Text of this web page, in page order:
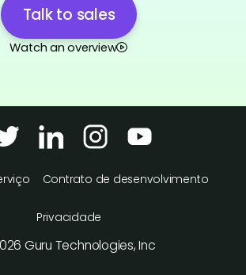
Talk to sales
Watch an overview
Contrato de desenvolvimento
Privacidade
Guru Technologies, Inc